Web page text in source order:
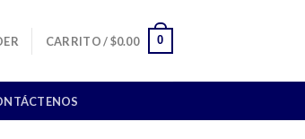
CARRITO /$0.00 0